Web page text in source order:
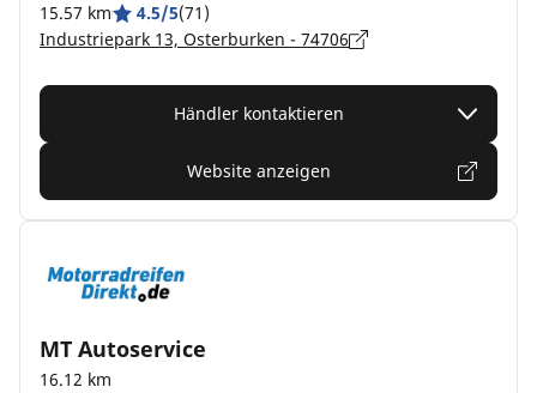
15.57 km 4.5/5(71)
Industriepark 13, Osterburken - 74706
Händler kontaktieren
Website anzeigen
MT Autoservice
16.12 km